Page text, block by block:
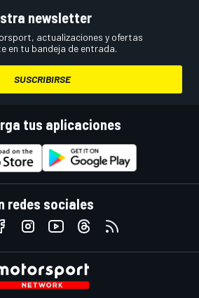
newsletter
actualizaciones y ofertas
en tu bandeja de entrada.
SUSCRIBIRSE
tus aplicaciones
redes sociales